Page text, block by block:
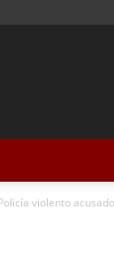
violento